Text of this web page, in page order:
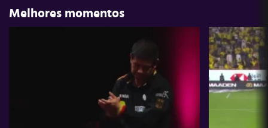
Melhores momentos